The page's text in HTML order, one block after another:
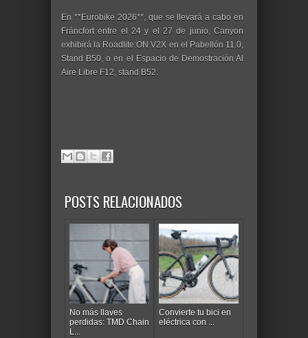
En **Eurobike 2026**, que se llevará a cabo en
Fráncfort entre el 24 y el 27 de junio, Canyon
exhibirá la Roadlite:ON V2X en el Pabellón 11.0,
Stand B50, o en el Espacio de Demostración Al
Aire Libre F12, stand B52.
POSTS RELACIONADOS
No más llaves
perdidas: TMD Chain
L...
Convierte tu bici en
eléctrica con ...